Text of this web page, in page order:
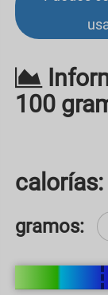
100
calorías:
gramos: